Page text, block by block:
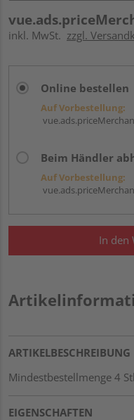
inkl. MwSt. zzgl.
Online bestellen
Auf Vorbestellung:
Beim Händler
Auf Vorbestellung:
In den
ARTIKELBESCHREIBUNG
Mindestbestellmenge 4
EIGENSCHAFTEN